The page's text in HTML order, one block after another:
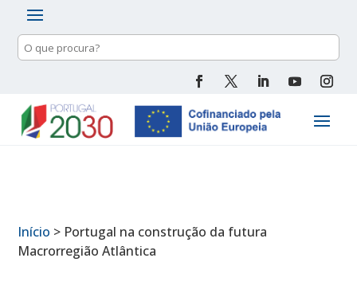
Pesquisa
de
Início > Portugal na construção da futura
Macrorregião Atlântica